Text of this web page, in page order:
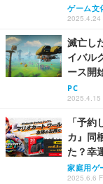
ゲーム文
2025.4.24
滅亡し
イバル
ース開
PC
2025.4.15
「予
カ』同
た？幸
家庭用ゲ
2025.6.6